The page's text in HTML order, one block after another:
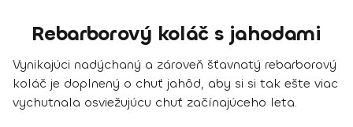
Rebarborový koláč s jahodami
Vynikajúci nadýchaný a zároveň šťavnatý rebarborový
koláč je doplnený o chuť jahôd, aby si si tak ešte viac
vychutnala osviežujúcu chuť začínajúceho leta.